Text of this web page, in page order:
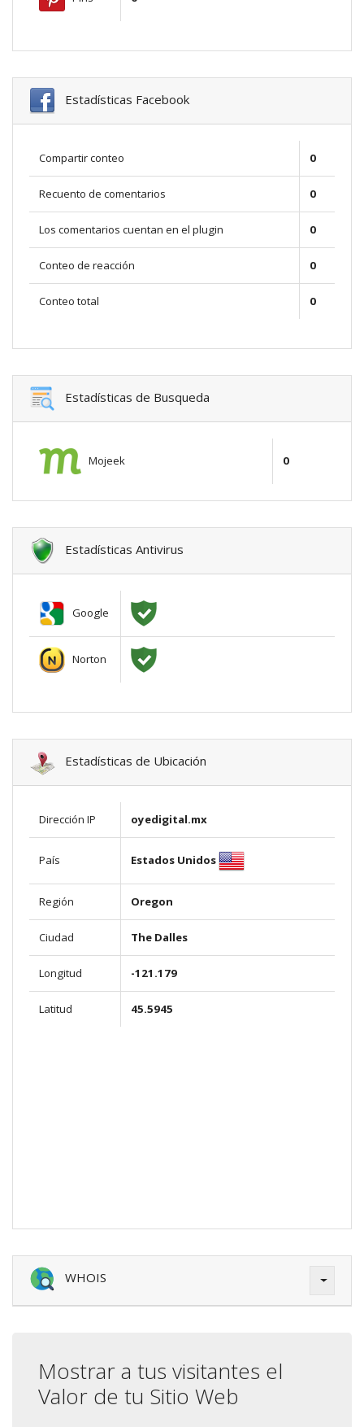
Estadísticas Facebook
Compartir conteo 0
Recuento de comentarios 0
Los comentarios cuentan en el plugin 0
Conteo de reacción 0
Conteo total 0
Estadísticas de Busqueda
Mojeek 0
Estadísticas Antivirus
Google
Norton
Estadísticas de Ubicación
Dirección IP oyedigital.mx
País Estados Unidos
Región Oregon
Ciudad The Dalles
Longitud -121.179
Latitud 45.5945
WHOIS
Mostrar a tus visitantes el
Valor de tu Sitio Web